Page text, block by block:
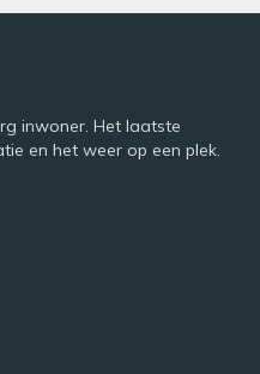
inwoner. Het laatste
en het weer op een plek.